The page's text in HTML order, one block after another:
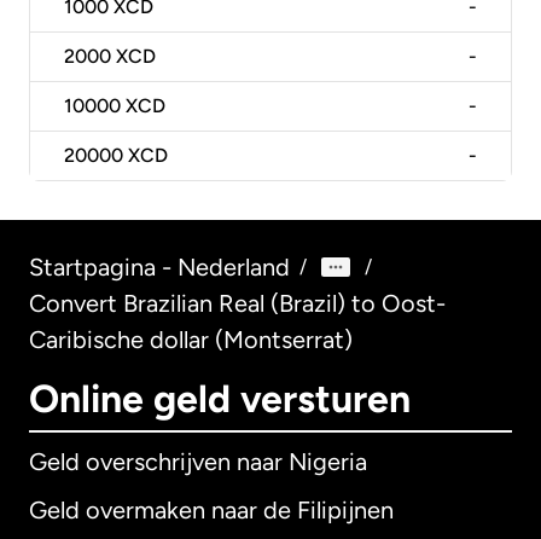
1000 XCD -
2000 XCD -
10000 XCD -
20000 XCD -
Startpagina - Nederland / /
Convert Brazilian Real (Brazil) to Oost-
Caribische dollar (Montserrat)
Online geld versturen
Geld overschrijven naar Nigeria
Geld overmaken naar de Filipijnen